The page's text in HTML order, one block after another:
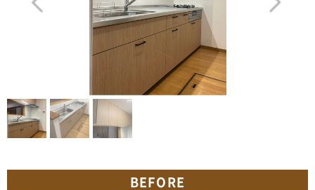
BEFORE